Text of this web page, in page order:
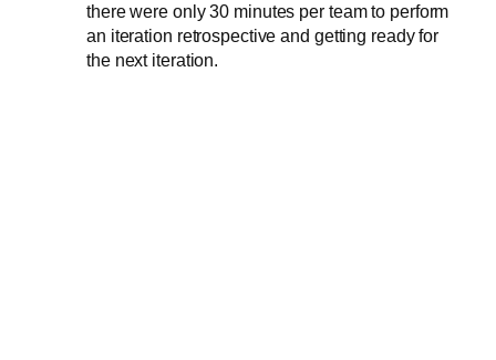
there were only 30 minutes per team to perform
an iteration retrospective and getting ready for
the next iteration.